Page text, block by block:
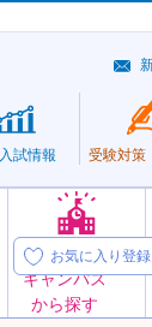
オープン
キャンパス
から探す
入試情報 受験対策
お気に入り登録